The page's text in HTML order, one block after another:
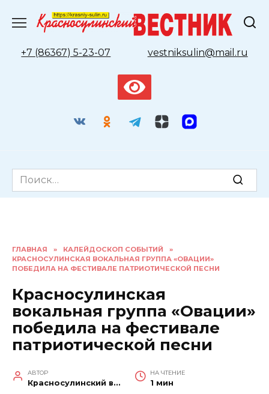
содержанию
+7 (86367) 5-23-07
vestniksulin@mail.ru
Search
for:
ГЛАВНАЯ » КАЛЕЙДОСКОП СОБЫТИЙ
»
КРАСНОСУЛИНСКАЯ ВОКАЛЬНАЯ ГРУППА «ОВАЦИИ»
ПОБЕДИЛА НА ФЕСТИВАЛЕ ПАТРИОТИЧЕСКОЙ ПЕСНИ
Красносулинская
вокальная группа «Овации»
победила на фестивале
патриотической песни
АВТОР
Красносулинский вестник
НА ЧТЕНИЕ
1 мин